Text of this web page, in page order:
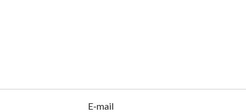
E-mail